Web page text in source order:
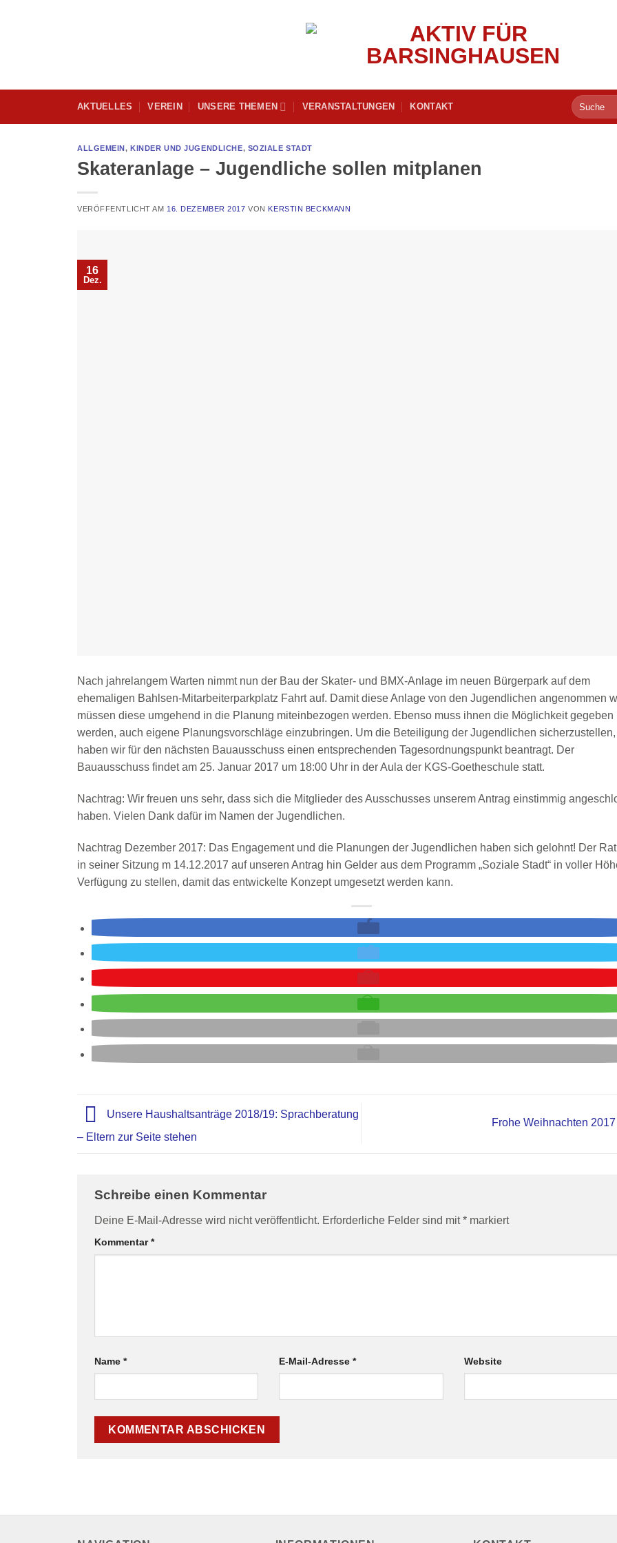
AKTUELLES VEREIN UNSERE THEMEN VERANSTALTUNGEN KONTAKT
ALLGEMEIN,KINDER UND JUGENDLICHE, SOZIALE STADT
Skateranlage – Jugendliche sollen mitplanen
VERÖFFENTLICHT AM 16. DEZEMBER 2017 VON KERSTIN BECKMANN
16
Dez.
Nach jahrelangem Warten nimmt nun der Bau der Skater- und BMX-Anlage im neuen Bürgerpark auf dem
ehemaligen Bahlsen-Mitarbeiterparkplatz Fahrt auf. Damit diese Anlage von den Jugendlichen angenommen
müssen diese umgehend in die Planung miteinbezogen werden. Ebenso muss ihnen die Möglichkeit gegeben
werden, auch eigene Planungsvorschläge einzubringen. Um die Beteiligung der Jugendlichen sicherzustellen,
haben wir für den nächsten Bauausschuss einen entsprechenden Tagesordnungspunkt beantragt. Der
Bauausschuss findet am 25. Januar 2017 um 18:00 Uhr in der Aula der KGS-Goetheschule statt.
Nachtrag: Wir freuen uns sehr, dass sich die Mitglieder des Ausschusses unserem Antrag einstimmig
haben. Vielen Dank dafür im Namen der Jugendlichen.
Nachtrag Dezember 2017: Das Engagement und die Planungen der Jugendlichen haben sich gelohnt! Der
in seiner Sitzung m 14.12.2017 auf unseren Antrag hin Gelder aus dem Programm „Soziale Stadt“ in voller
Verfügung zu stellen, damit das entwickelte Konzept umgesetzt werden kann.
Unsere Haushaltsanträge 2018/19: Sprachberatung
– Eltern zur Seite stehen
Frohe Weihnachten
Schreibe einen Kommentar
Deine E-Mail-Adresse wird nicht veröffentlicht. Erforderliche Felder sind mit* markiert
Kommentar*
Name * E-Mail-Adresse* Website